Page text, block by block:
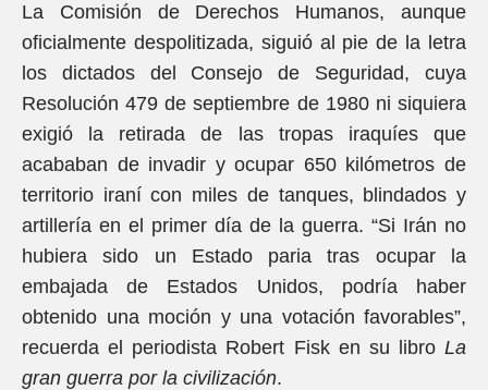
La Comisión de Derechos Humanos, aunque
oficialmente despolitizada, siguió al pie de la letra
los dictados del Consejo de Seguridad, cuya
Resolución 479 de septiembre de 1980 ni siquiera
exigió la retirada de las tropas iraquíes que
acababan de invadir y ocupar 650 kilómetros de
territorio iraní con miles de tanques, blindados y
artillería en el primer día de la guerra. “Si Irán no
hubiera sido un Estado paria tras ocupar la
embajada de Estados Unidos, podría haber
obtenido una moción y una votación favorables”,
recuerda el periodista Robert Fisk en su libro La
gran guerra por la civilización.